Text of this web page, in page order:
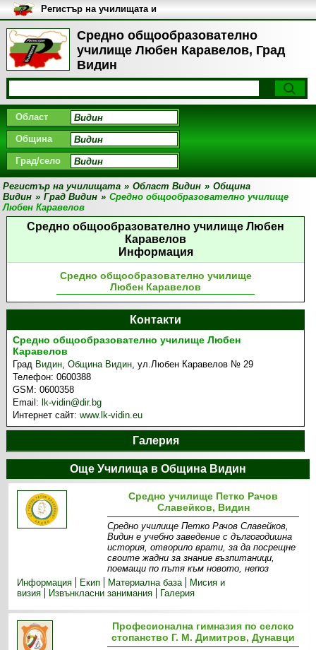
Средно общообразователно
училище Любен Каравелов, Град
Видин
Регистър на училищата и
университетите в България
Област
Община
Град/село
Регистър на училищата » Област Видин » Община
Видин » Град Видин » Средно общообразователно училище
Любен Каравелов
Средно общообразователно училище Любен
Каравелов
Информация
Средно общообразователно училище
Любен Каравелов
Контакти
Средно общообразователно училище Любен
Каравелов
Град Видин,Община Видин,ул.Любен Каравелов № 29
Телефон:0600388
GSM:0600358
Email:
lk-vidin@dir.bg
Интернет сайт:www.lk-vidin.eu
Галерия
Още Училища в Община Видин
Средно училище Петко Рачов
Славейков, Видин
Средно училище Петко Рачов Славейков,
Видин е учебно заведение с дългогодишна
история, отворило врати, за да посрещне
своите жадни за знание възпитаници,
поемащи по пътя към новото, непоз
Информация
Екип Материална база
Мисия и
визия
Извънкласни занимания Галерия
Професионална гимназия по селско
стопанство Г. М. Димитров, Дунавци